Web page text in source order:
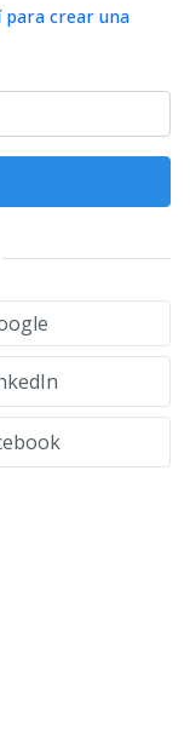
para crear una